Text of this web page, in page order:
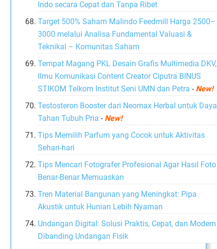
Indo secara Cepat dan Tanpa Ribet
Target 500% Saham Malindo Feedmill Harga 2500–
3000 melalui Analisa Fundamental Valuasi &
Teknikal – Komunitas Saham
Tempat Magang PKL Desain Grafis Multimedia DKV,
Ilmu Komunikasi Content Creator Ciputra BINUS
STIKOM Telkom Institut Seni UMN dan Petra - New!
Testosteron Booster dari Neomax Herbal untuk Daya
Tahan Tubuh Pria - New!
Tips Memilih Parfum yang Cocok untuk Aktivitas
Sehari-hari
Tips Mencari Fotografer Profesional Agar Hasil Foto
Benar-Benar Memuaskan
Tren Material Bangunan yang Meningkat: Pipa
Akustik untuk Hunian Lebih Nyaman
Undangan Digital: Solusi Praktis, Cepat, dan Modern
Dibanding Undangan Fisik